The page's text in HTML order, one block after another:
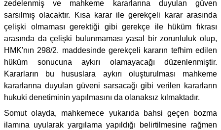
zedelenmiş ve mahkeme kararlarına duyulan güven
sarsılmış olacaktır. Kısa karar ile gerekçeli karar arasında
çelişki olmaması gerektiği gibi gerekçe ile hüküm fıkrası
arasında da çelişki bulunmaması yasal bir zorunluluk olup,
HMK'nın 298/2. maddesinde gerekçeli kararın tefhim edilen
hüküm sonucuna aykırı olamayacağı düzenlenmiştir.
Kararların bu hususlara aykırı oluşturulması mahkeme
kararlarına duyulan güveni sarsacağı gibi verilen kararların
hukuki denetiminin yapılmasını da olanaksız kılmaktadır.
Somut olayda, mahkemece yukarıda bahsi geçen bozma
ilamına uyularak yargılama yapıldığı belirtilmesine rağmen